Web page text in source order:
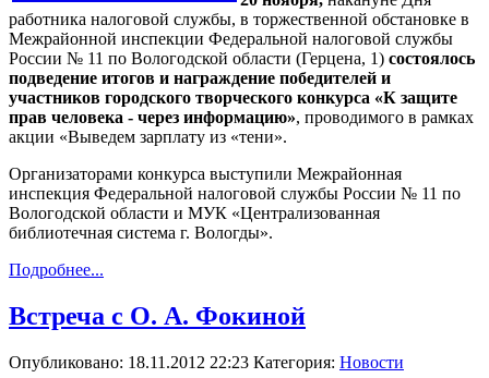
работника налоговой службы, в торжественной обстановке в
Межрайонной инспекции Федеральной налоговой службы
России № 11 по Вологодской области (Герцена, 1) состоялось
подведение итогов и награждение победителей и
участников городского творческого конкурса «К защите
прав человека - через информацию», проводимого в рамках
акции «Выведем зарплату из «тени».
Организаторами конкурса выступили Межрайонная
инспекция Федеральной налоговой службы России № 11 по
Вологодской области и МУК «Централизованная
библиотечная система г. Вологды».
Подробнее...
Встреча с О. А. Фокиной
Опубликовано: 18.11.2012 22:23 Категория: Новости